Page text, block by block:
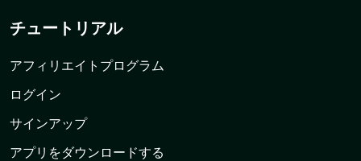
チュートリアル
アフィリエイトプログラム
ログイン
サインアップ
アプリをダウンロードする